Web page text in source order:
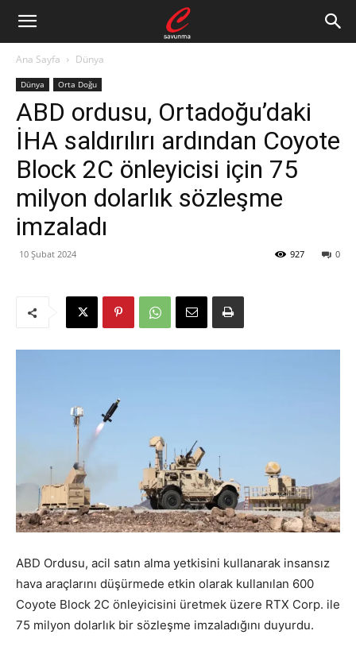
Ana Sayfa Dünya
Dünya Orta Doğu
ABD ordusu, Ortadoğu’daki
İHA saldırılırı ardından Coyote
Block 2C önleyicisi için 75
milyon dolarlık sözleşme
imzaladı
10 Şubat 2024 0
927
ABD Ordusu, acil satın alma yetkisini kullanarak insansız
hava araçlarını düşürmede etkin olarak kullanılan 600
Coyote Block 2C önleyicisini üretmek üzere RTX Corp. ile
75 milyon dolarlık bir sözleşme imzaladığını duyurdu.